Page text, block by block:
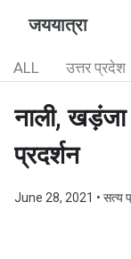
जययात्रा
ALL उत्तर प्रदेश
नाली,
प्रदर्शन
June 28, 2021 • सत्य